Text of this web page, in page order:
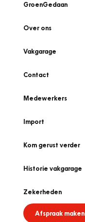
GroenGedaan
Over ons
Vakgarage
Contact
Medewerkers
Import
Kom gerust verder
Historie vakgarage
Zekerheden
Afspraak maken